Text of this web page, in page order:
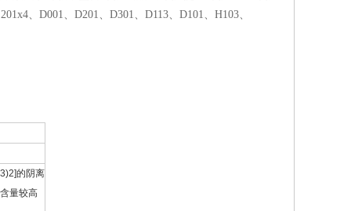
、D001、D201、D301、D113、D101、H103、
的阴离
量较高